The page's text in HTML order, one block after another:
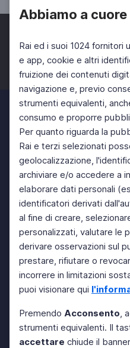
Abbiamo a
Rai ed i suoi 1024 fornitori
e app, cookie e altri
fruizione dei contenuti
navigazione e, previo
strumenti equivalenti,
consumo e proporre
Per quanto riguarda la
Rai e terzi selezionati
geolocalizzazione,
archiviare e/o accedere a
elaborare dati personali
identificatori derivati
al fine di creare,
personalizzati, valutare le
derivare osservazioni sul
prestare, rifiutare o
incorrere in limitazioni
puoi visionare qui
Premendo Acconsento,
strumenti equivalenti. Il
accettare chiude il
Facebook